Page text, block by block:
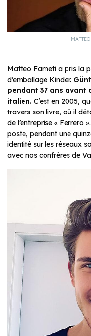
Matteo Farneti a pris la
d’emballage Kinder.
pendant 37 ans avant
italien. C’est en 2005,
travers son livre, où il
de l’entreprise « Ferrero
poste, pendant une
identité sur les réseaux
avec nos confrères de